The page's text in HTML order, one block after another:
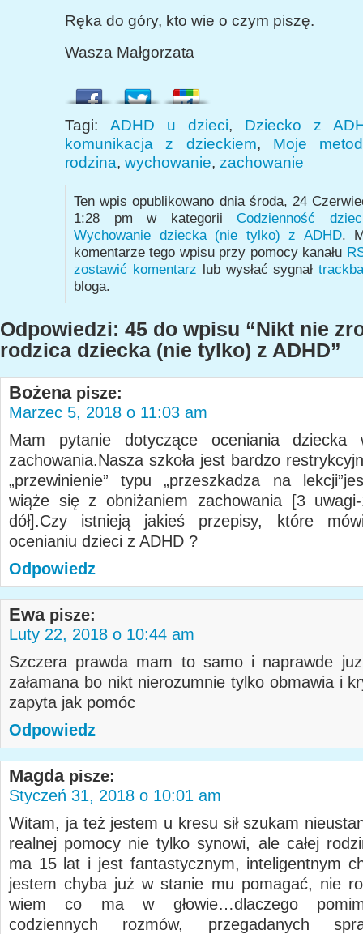
Ręka do góry, kto wie o czym piszę.
Wasza Małgorzata
Tagi: ADHD u dzieci, Dziecko z
komunikacja z dzieckiem, Moje
rodzina, wychowanie, zachowanie
Ten wpis opublikowano dnia środa, 24
1:28 pm w kategoriiCodzienność
Wychowanie dziecka (nie tylko) z ADHD.
komentarze tego wpisu przy pomocy kanału
zostawić komentarz lub wysłać sygnał
bloga.
Odpowiedzi: 45 do wpisu “Nikt nie
rodzica dziecka (nie tylko) z ADHD”
Bożena pisze:
Marzec 5, 2018 o 11:03 am
Mam pytanie dotyczące oceniania
zachowania.Nasza szkoła jest bardzo
„przewinienie” typu „przeszkadza na
wiąże się z obniżaniem zachowania [3
dół].Czy istnieją jakieś przepisy, które
ocenianiu dzieci z ADHD ?
Odpowiedz
Ewa pisze:
Luty 22, 2018 o 10:44 am
Szczera prawda mam to samo i naprawde
załamana bo nikt nierozumnie tylko obmawia i
zapyta jak pomóc
Odpowiedz
Magda pisze:
Styczeń 31, 2018 o 10:01 am
Witam, ja też jestem u kresu sił szukam
realnej pomocy nie tylko synowi, ale całej
ma 15 lat i jest fantastycznym, inteligentnym
jestem chyba już w stanie mu pomagać, nie
wiem co ma w głowie…dlaczego
codziennych rozmów, przegadanych